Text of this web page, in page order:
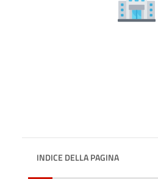
INDICE DELLA PAGINA